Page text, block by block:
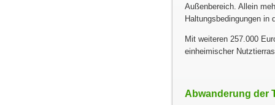
Außenbereich. Allein
Haltungsbedingungen in
Mit weiteren 257.000
einheimischer
Abwanderung der